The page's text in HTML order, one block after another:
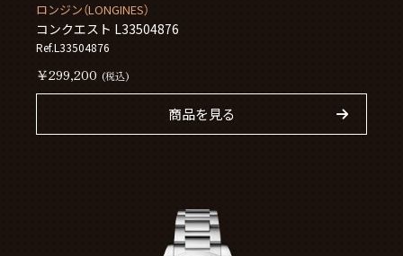
ロンジン（LONGINES）
コンクエスト L33504876
Ref.L33504876
￥299,200 (税込)
商品を見る